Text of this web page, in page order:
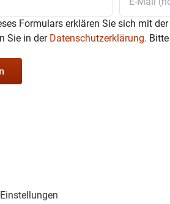
Formulars erklären Sie sich mit
Sie in der Datenschutzerklärung.